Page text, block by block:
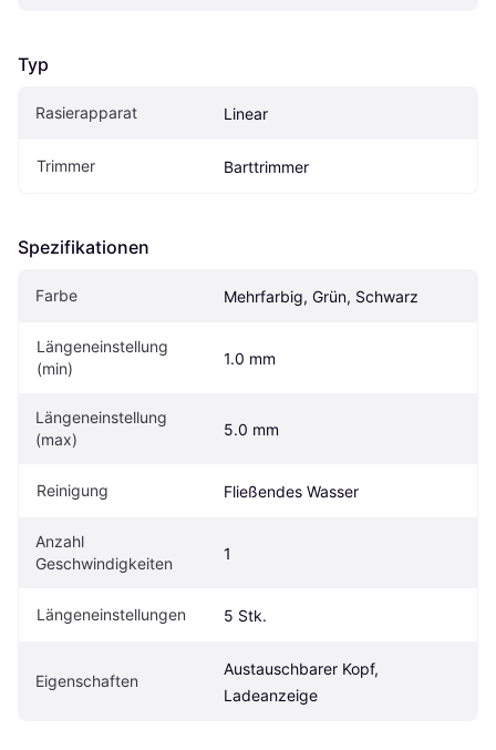
Typ
Rasierapparat Linear
Trimmer Barttrimmer
Spezifikationen
Farbe Mehrfarbig, Grün, Schwarz
Längeneinstellung
(min)
1.0 mm
Längeneinstellung
(max)
5.0 mm
Reinigung Fließendes Wasser
Anzahl
Geschwindigkeiten
1
Längeneinstellungen 5 Stk.
Eigen­schaften
Austauschbarer Kopf,
Ladeanzeige